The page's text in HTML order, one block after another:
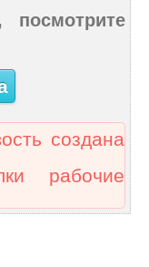
создана
рабочие